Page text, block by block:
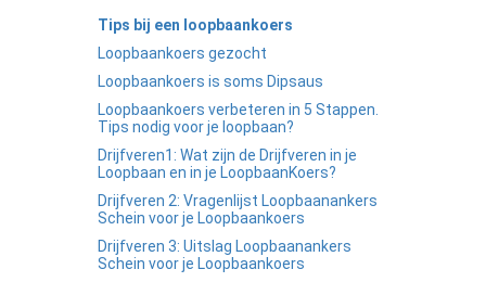
Tips bij een loopbaankoers
Loopbaankoers gezocht
Loopbaankoers is soms Dipsaus
Loopbaankoers verbeteren in 5 Stappen.
Tips nodig voor je loopbaan?
Drijfveren1: Wat zijn de Drijfveren in je
Loopbaan en in je LoopbaanKoers?
Drijfveren 2: Vragenlijst Loopbaanankers
Schein voor je Loopbaankoers
Drijfveren 3: Uitslag Loopbaanankers
Schein voor je Loopbaankoers